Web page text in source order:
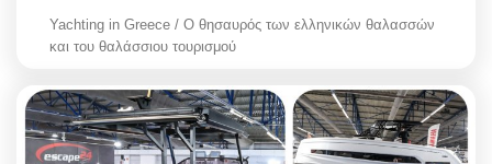
Yachting in Greece / Ο θησαυρός των ελληνικών θαλασσών
και του θαλάσσιου τουρισμού